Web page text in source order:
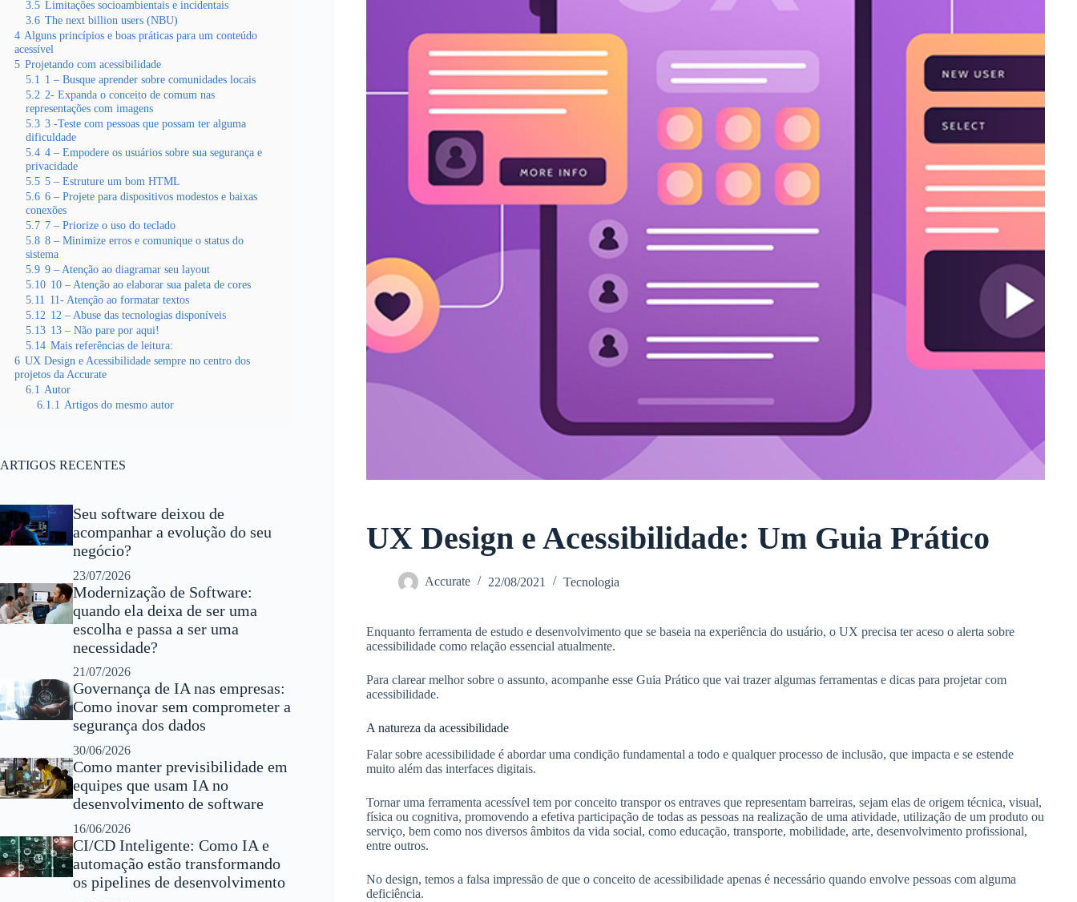
UX Design e Acessibilidade: Um Guia Prático
Accurate 22/08/2021 Tecnologia
Enquanto ferramenta de estudo e desenvolvimento que se baseia na experiência do usuário, o UX precisa ter aceso o alerta sobre
acessibilidade como relação essencial atualmente.
Para clarear melhor sobre o assunto, acompanhe esse Guia Prático que vai trazer algumas ferramentas e dicas para projetar com
acessibilidade.
A natureza da acessibilidade
Falar sobre acessibilidade é abordar uma condição fundamental a todo e qualquer processo de inclusão, que impacta e se estende
muito além das interfaces digitais.
Tornar uma ferramenta acessível tem por conceito transpor os entraves que representam barreiras, sejam elas de origem técnica, visual,
física ou cognitiva, promovendo a efetiva participação de todas as pessoas na realização de uma atividade, utilização de um produto ou
serviço, bem como nos diversos âmbitos da vida social, como educação, transporte, mobilidade, arte, desenvolvimento profissional,
entre outros.
No design, temos a falsa impressão de que o conceito de acessibilidade apenas é necessário quando envolve pessoas com alguma
deficiência.
3.5 Limitações socioambientais e incidentais
3.6 The next billion users (NBU)
4 Alguns princípios e boas práticas para um conteúdo
acessível
5 Projetando com acessibilidade
5.1 1 – Busque aprender sobre comunidades locais
5.2 2- Expanda o conceito de comum nas
representações com imagens
5.3 3 -Teste com pessoas que possam ter alguma
dificuldade
5.4 4 – Empodere os usuários sobre sua segurança e
privacidade
5.5 5 – Estruture um bom HTML
5.6 6 – Projete para dispositivos modestos e baixas
conexões
5.7 7 – Priorize o uso do teclado
5.8 8 – Minimize erros e comunique o status do
sistema
5.9 9 – Atenção ao diagramar seu layout
5.10 10 – Atenção ao elaborar sua paleta de cores
5.11 11- Atenção ao formatar textos
5.12 12 – Abuse das tecnologias disponíveis
5.13 13 – Não pare por aqui!
5.14 Mais referências de leitura:
6 UX Design e Acessibilidade sempre no centro dos
projetos da Accurate
6.1 Autor
6.1.1 Artigos do mesmo autor
ARTIGOS RECENTES
Seu software deixou de
acompanhar a evolução do seu
negócio?
23/07/2026
Modernização de Software:
quando ela deixa de ser uma
escolha e passa a ser uma
necessidade?
21/07/2026
Governança de IA nas empresas:
Como inovar sem comprometer a
segurança dos dados
30/06/2026
Como manter previsibilidade em
equipes que usam IA no
desenvolvimento de software
16/06/2026
CI/CD Inteligente: Como IA e
automação estão transformando
os pipelines de desenvolvimento